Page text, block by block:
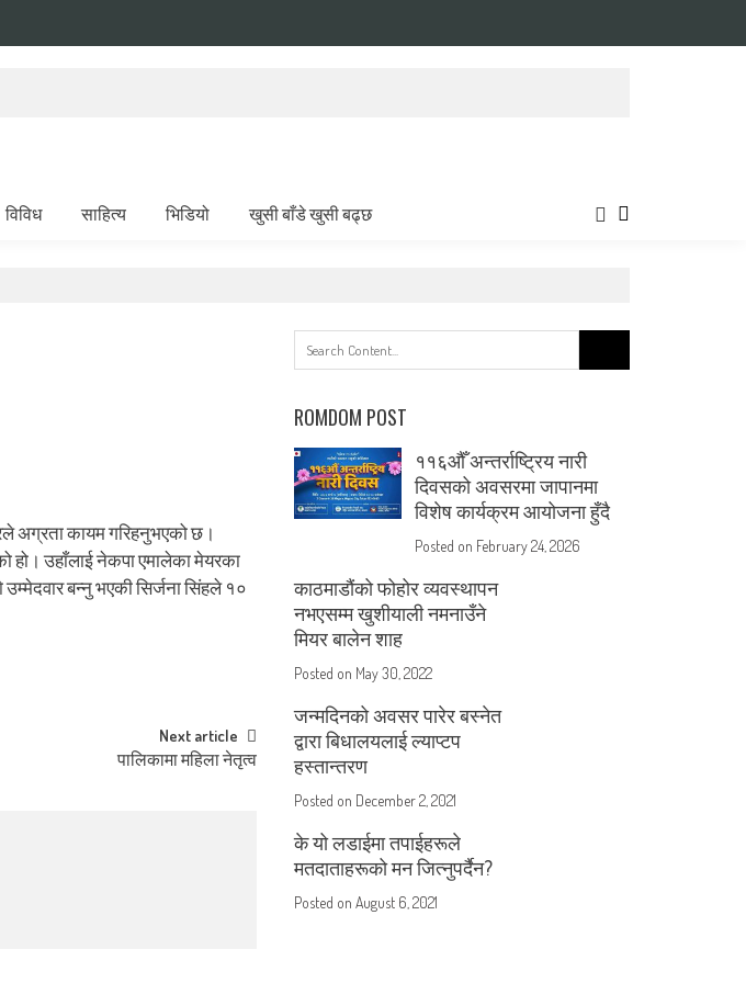
विविध साहित्य भिडियो खुसी बाँडे खुसी बढ्छ
अग्रता कायम गरिहनुभएको छ।
उहाँलाई नेकपा एमालेका मेयरका
बन्नु भएकी सिर्जना सिंहले १०
Next article
पालिकामा महिला नेतृत्व
for:
ROMDOM POST
११६औँ अन्तर्राष्ट्रिय नारी
दिवसको अवसरमा जापानमा
विशेष कार्यक्रम आयोजना हुँदै
Posted on February 24, 2026
काठमाडौंको फोहोर व्यवस्थापन
नभएसम्म खुशीयाली नमनाउँने
मियर बालेन शाह
Posted on May 30, 2022
जन्मदिनको अवसर पारेर बस्नेत
द्वारा बिधालयलाई ल्याप्टप
हस्तान्तरण
Posted on December 2, 2021
के यो लडाईमा तपाईहरूले
मतदाताहरूको मन जित्नुपर्दैन?
Posted onAugust 6, 2021